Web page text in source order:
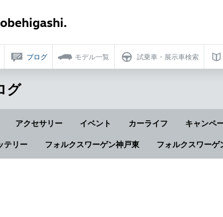
ブログ モデル一覧 試乗車・展示車検索
グ
アクセサリー イベント カーライフ キャンペ
テリー フォルクスワーゲン神戸東 フォルクスワーゲ